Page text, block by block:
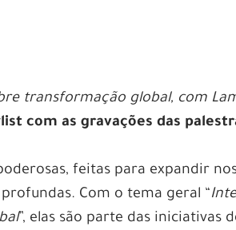
transformação global, com
com as gravações das
feitas para expandir
Com o tema geral “
”, elas são parte das iniciativas